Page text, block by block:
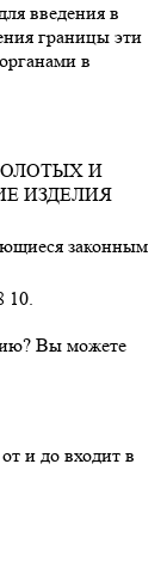
введения в
границы эти
в
И
ИЗДЕЛИЯ
законным
10.
Вы можете
и до входит в